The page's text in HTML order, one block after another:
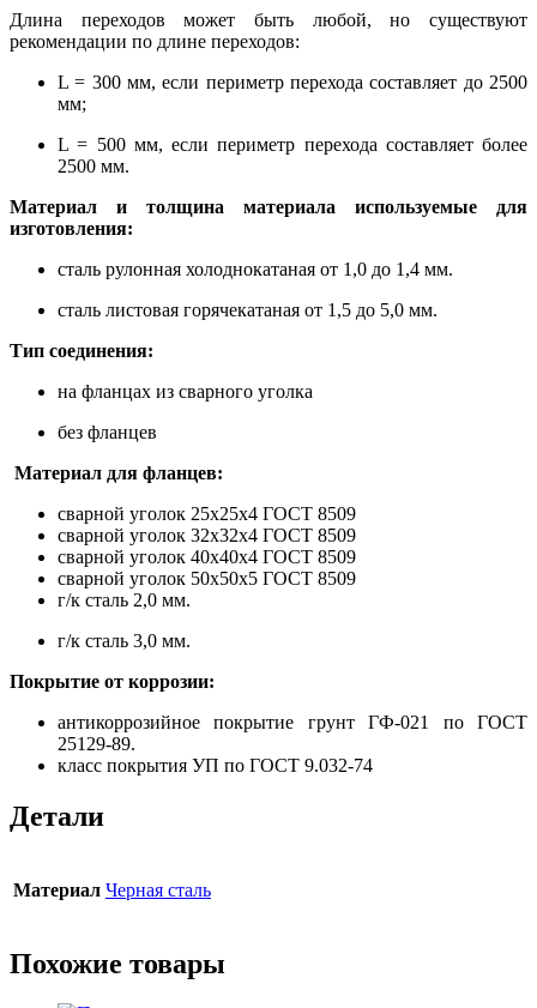
Длина переходов может быть любой, но существуют
рекомендации по длине переходов:
L = 300 мм, если периметр перехода составляет до 2500
мм;
L = 500 мм, если периметр перехода составляет более
2500 мм.
Материал и толщина материала используемые для
изготовления:
сталь рулонная холоднокатаная от 1,0 до 1,4 мм.
сталь листовая горячекатаная от 1,5 до 5,0 мм.
Тип соединения:
на фланцах из сварного уголка
без фланцев
Материал для фланцев:
сварной уголок 25х25х4 ГОСТ 8509
сварной уголок 32х32х4 ГОСТ 8509
сварной уголок 40х40х4 ГОСТ 8509
сварной уголок 50х50х5 ГОСТ 8509
г/к сталь 2,0 мм.
г/к сталь 3,0 мм.
Покрытие от коррозии:
антикоррозийное покрытие грунт ГФ-021 по ГОСТ
25129-89.
класс покрытия УП по ГОСТ 9.032-74
Детали
Материал Черная сталь
Похожие товары